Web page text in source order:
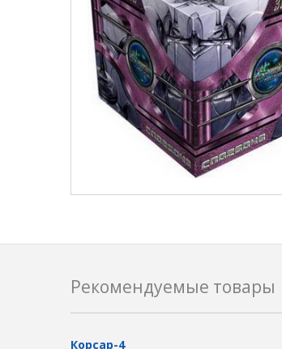
Рекомендуемые товары
Корсар-4